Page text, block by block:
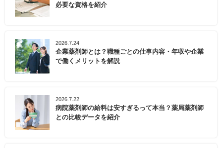
必要な資格を紹介
2026.7.24
企業薬剤師とは？職種ごとの仕事内容・年収や企業
で働くメリットを解説
2026.7.22
病院薬剤師の給料は安すぎるって本当？薬局薬剤師
との比較データを紹介